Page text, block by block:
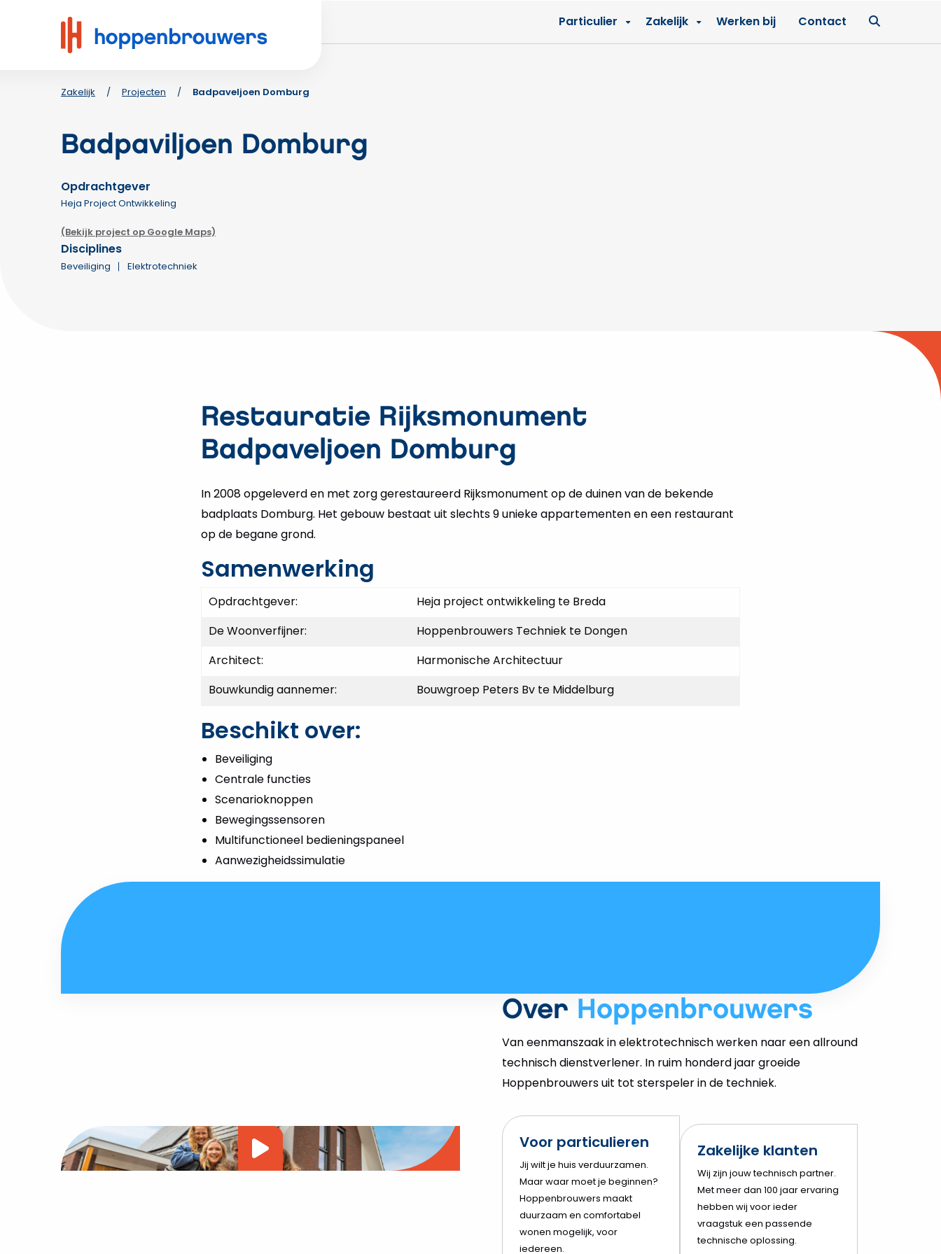
Hoppenbrouwers
Waar
leeft
Particulier Zakelijk Werken bij Contact
Zakelijk / Projecten / Badpaveljoen Domburg
Badpaviljoen Domburg
Opdrachtgever
Heja Project Ontwikkeling
(Bekijk project op Google Maps)
Disciplines
Beveiliging Elektrotechniek
Restauratie Rijksmonument
Badpaveljoen Domburg
In 2008 opgeleverd en met zorg gerestaureerd Rijksmonument op de duinen van de bekende
badplaats Domburg. Het gebouw bestaat uit slechts 9 unieke appartementen en een restaurant
op de begane grond.
Samenwerking
Opdrachtgever:
Heja project ontwikkeling te Breda
De Woonverfijner:
Hoppenbrouwers Techniek te Dongen
Architect:
Harmonische Architectuur
Bouwkundig aannemer:
Bouwgroep Peters Bv te Middelburg
Beschikt over:
Beveiliging
Centrale functies
Scenarioknoppen
Bewegingssensoren
Multifunctioneel bedieningspaneel
Aanwezigheidssimulatie
Over Hoppenbrouwers
Van eenmanszaak in elektrotechnisch werken naar een allround
technisch dienstverlener. In ruim honderd jaar groeide
Hoppenbrouwers uit tot sterspeler in de techniek.
Voor particulieren
Jij wilt je huis verduurzamen.
Maar waar moet je beginnen?
Hoppenbrouwers maakt
duurzaam en comfortabel
wonen mogelijk, voor
iedereen.
Zakelijke klanten
Wij zijn jouw technisch partner.
Met meer dan 100 jaar ervaring
hebben wij voor ieder
vraagstuk een passende
technische oplossing.
Video